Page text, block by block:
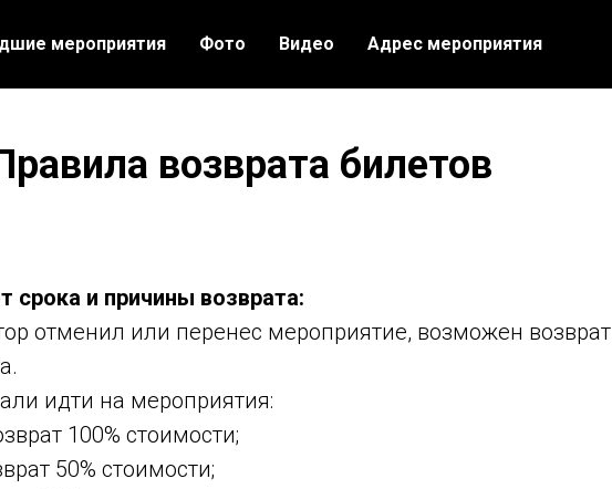
мероприятия Фото Видео Адрес мероприятия
возврата билетов
срока и причины возврата:
отменил или перенес мероприятие, возможен возврат
идти на мероприятия:
100% стоимости;
50% стоимости;